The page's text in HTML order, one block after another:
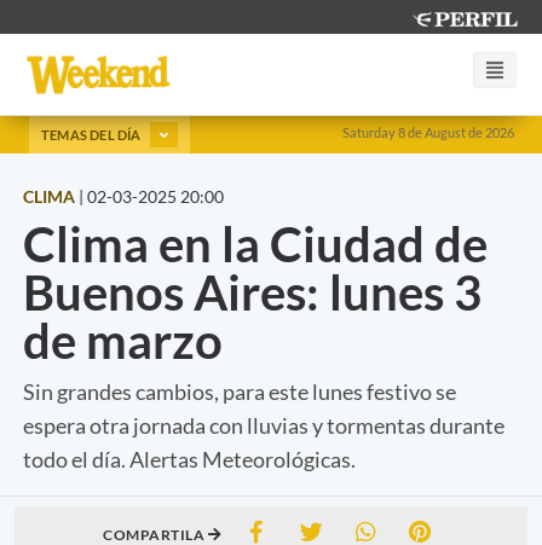
Saturday 8 de August de 2026
TEMAS DEL DÍA
CLIMA | 02-03-2025 20:00
Clima en la Ciudad de
Buenos Aires: lunes 3
de marzo
Sin grandes cambios, para este lunes festivo se
espera otra jornada con lluvias y tormentas durante
todo el día. Alertas Meteorológicas.
COMPARTILA